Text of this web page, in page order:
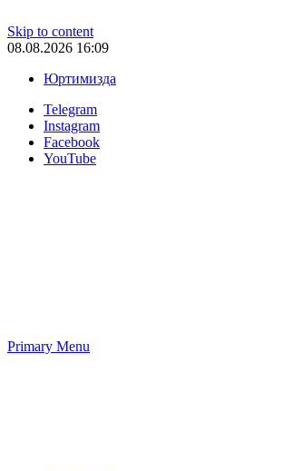
Skip to content
08.08.2026 16:09
Юртимизда
Telegram
Instagram
Facebook
YouTube
Primary Menu